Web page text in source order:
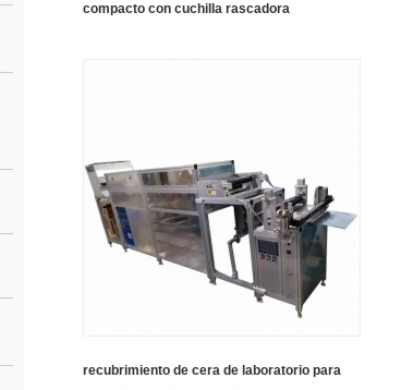
compacto con cuchilla rascadora
recubrimiento de cera de laboratorio para